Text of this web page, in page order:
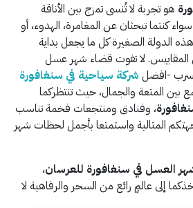
هو تجربة لا تُنسى تمزج بين الأناقة
سواء كنتما تبحثان عن المغامرة، الهدوء، أو
الدولة الصغيرة كل ما يجعل بداية
المقاييس. لا تفوت قضاء شهر عسل
شركة سياحية في سنغافورة
بين المتعة والجمال، حيث تنتظركما
، وفنادق ومنتجعات فخمة تناسب
المثالية واستمتعا بأجمل لحظات شهر
العسل في سنغافورة للعرسان،
إلى عالمٍ رائع من السحر والرفاهية لا